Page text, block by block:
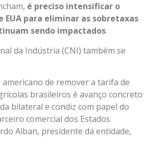
é preciso intensificar o
EUA para eliminar as sobretaxas
sendo impactados.
da Indústria (CNI) também se
americano de remover a tarifa de
brasileiros é avanço concreto
bilateral e condiz com papel do
comercial dos Estados
Alban, presidente da entidade,